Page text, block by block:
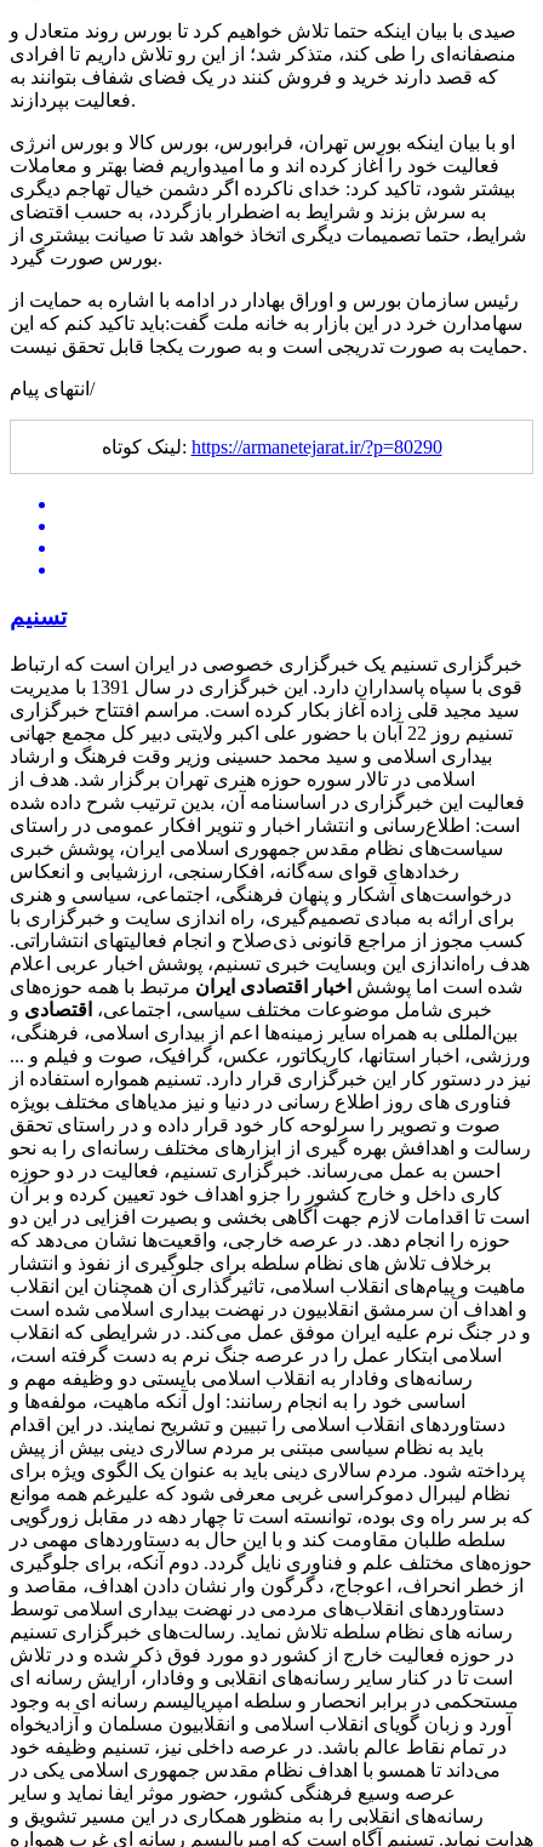
صیدی با بیان اینکه حتما تلاش خواهیم کرد تا بورس روند متعادل و
منصفانه‌ای را طی کند، متذکر شد؛ از این رو تلاش داریم تا افرادی
که قصد دارند خرید و فروش کنند در یک فضای شفاف بتوانند به
فعالیت بپردازند.
او با بیان اینکه بورس تهران، فرابورس، بورس کالا و بورس انرژی
فعالیت خود را آغاز کرده اند و ما امیدواریم فضا بهتر و معاملات
بیشتر شود، تاکید کرد: خدای ناکرده اگر دشمن خیال تهاجم دیگری
به سرش بزند و شرایط به اضطرار بازگردد، به حسب اقتضای
شرایط، حتما تصمیمات دیگری اتخاذ خواهد شد تا صیانت بیشتری از
بورس صورت گیرد.
رئیس سازمان بورس و اوراق بهادار در ادامه با اشاره به حمایت از
سهامدارن خرد در این بازار به خانه ملت گفت:باید تاکید کنم که این
حمایت به صورت تدریجی است و به صورت یکجا قابل تحقق نیست.
انتهای پیام/
لینک کوتاه: https://armanetejarat.ir/?p=80290
تسنیم
خبرگزاری تسنیم یک خبرگزاری خصوصی در ایران است که ارتباط
قوی با سپاه پاسداران دارد. این خبرگزاری در سال 1391 با مدیریت
سید مجید قلی زاده آغاز بکار کرده است. مراسم افتتاح خبرگزاری
تسنیم روز 22 آبان با حضور علی اکبر ولایتی دبیر کل مجمع جهانی
بیداری اسلامی و سید محمد حسینی وزیر وقت فرهنگ و ارشاد
اسلامی در تالار سوره حوزه هنری تهران برگزار شد. هدف از
فعالیت این خبرگزاری در اساسنامه آن، بدین ترتیب شرح داده شده
است: اطلاع‌رسانی و انتشار اخبار و تنویر افکار عمومی در راستای
سیاست‌های نظام مقدس جمهوری اسلامی ایران، پوشش خبری
رخدادهای قوای سه‌گانه، افکارسنجی، ارزشیابی و انعکاس
درخواست‌های آشکار و پنهان فرهنگی، اجتماعی، سیاسی و هنری
برای ارائه به مبادی تصمیم‌گیری، راه اندازی سایت و خبرگزاری با
کسب مجوز از مراجع قانونی ذی‌صلاح و انجام فعالیتهای انتشاراتی.
هدف راه‌اندازی این وبسایت خبری تسنیم، پوشش اخبار عربی اعلام
شده است اما پوشش اخبار اقتصادی ایران مرتبط با همه حوزه‌های
خبری شامل موضوعات مختلف سیاسی، اجتماعی، اقتصادی و
بین‌المللی به همراه سایر زمینه‌ها اعم از بیداری اسلامی، فرهنگی،
ورزشی، اخبار استانها، کاریکاتور، عکس، گرافیک، صوت و فیلم و ...
نیز در دستور کار این خبرگزاری قرار دارد. تسنیم همواره استفاده از
فناوری های روز اطلاع رسانی در دنیا و نیز مدیاهای مختلف بویژه
صوت و تصویر را سرلوحه کار خود قرار داده و در راستای تحقق
رسالت و اهدافش بهره گیری از ابزارهای مختلف رسانه‌ای را به نحو
احسن به عمل می‌رساند. خبرگزاری تسنیم، فعالیت در دو حوزه
کاری داخل و خارج کشور را جزو اهداف خود تعیین کرده و بر آن
است تا اقدامات لازم جهت آگاهی بخشی و بصیرت افزایی در این دو
حوزه را انجام دهد. در عرصه خارجی، واقعیت‌ها نشان می‌دهد که
برخلاف تلاش های نظام سلطه برای جلوگیری از نفوذ و انتشار
ماهیت و پیام‌های انقلاب اسلامی، تاثیرگذاری آن همچنان این انقلاب
و اهداف آن سرمشق انقلابیون در نهضت بیداری اسلامی شده است
و در جنگ نرم علیه ایران موفق عمل می‌کند. در شرایطی که انقلاب
اسلامی ابتکار عمل را در عرصه جنگ نرم به دست گرفته است،
رسانه‌های وفادار به انقلاب اسلامی بایستی دو وظیفه مهم و
اساسی خود را به انجام رسانند: اول آنکه ماهیت، مولفه‌ها و
دستاوردهای انقلاب اسلامی را تبیین و تشریح نمایند. در این اقدام
باید به نظام سیاسی مبتنی بر مردم سالاری دینی بیش از پیش
پرداخته شود. مردم سالاری دینی باید به عنوان یک الگوی ویژه برای
نظام لیبرال دموکراسی غربی معرفی شود که علیرغم همه موانع
که بر سر راه وی بوده، توانسته است تا چهار دهه در مقابل زورگویی
سلطه طلبان مقاومت کند و با این حال به دستاوردهای مهمی در
حوزه‌های مختلف علم و فناوری نایل گردد. دوم آنکه، برای جلوگیری
از خطر انحراف، اعوجاج، دگرگون وار نشان دادن اهداف، مقاصد و
دستاوردهای انقلاب‌های مردمی در نهضت بیداری اسلامی توسط
رسانه های نظام سلطه تلاش نماید. رسالت‌های خبرگزاری تسنیم
در حوزه فعالیت خارج از کشور دو مورد فوق ذکر شده و در تلاش
است تا در کنار سایر رسانه‌های انقلابی و وفادار، آرایش رسانه ای
مستحکمی در برابر انحصار و سلطه امپریالیسم رسانه ای به وجود
آورد و زبان گویای انقلاب اسلامی و انقلابیون مسلمان و آزادیخواه
در تمام نقاط عالم باشد. در عرصه داخلی نیز، تسنیم وظیفه خود
می‌داند تا همسو با اهداف نظام مقدس جمهوری اسلامی یکی در
عرصه وسیع فرهنگی کشور، حضور موثر ایفا نماید و سایر
رسانه‌های انقلابی را به منظور همکاری در این مسیر تشویق و
هدایت نماید. تسنیم آگاه است که امپریالیسم رسانه ای غرب همواره